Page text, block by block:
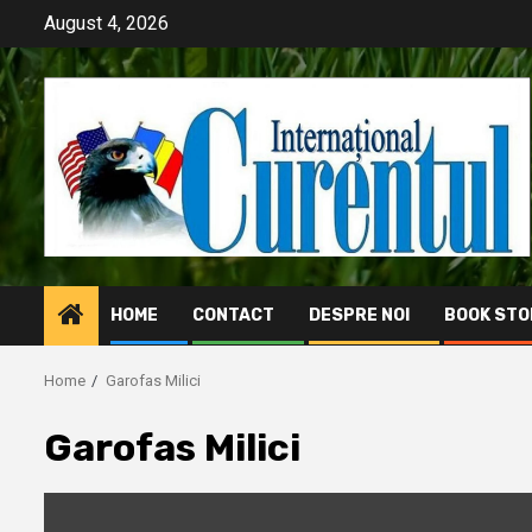
content
August 4, 2026
HOME CONTACT DESPRE NOI BOOK
Home Garofas Milici
Garofas Milici